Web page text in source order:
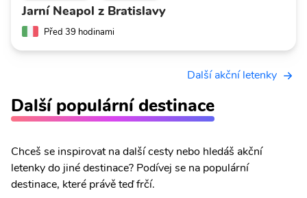
Jarní Neapol z Bratislavy
Před 39 hodinami
Další akční letenky
Další populární destinace
Chceš se inspirovat na další cesty nebo hledáš akční
letenky do jiné destinace? Podívej se na populární
destinace, které právě teď frčí.